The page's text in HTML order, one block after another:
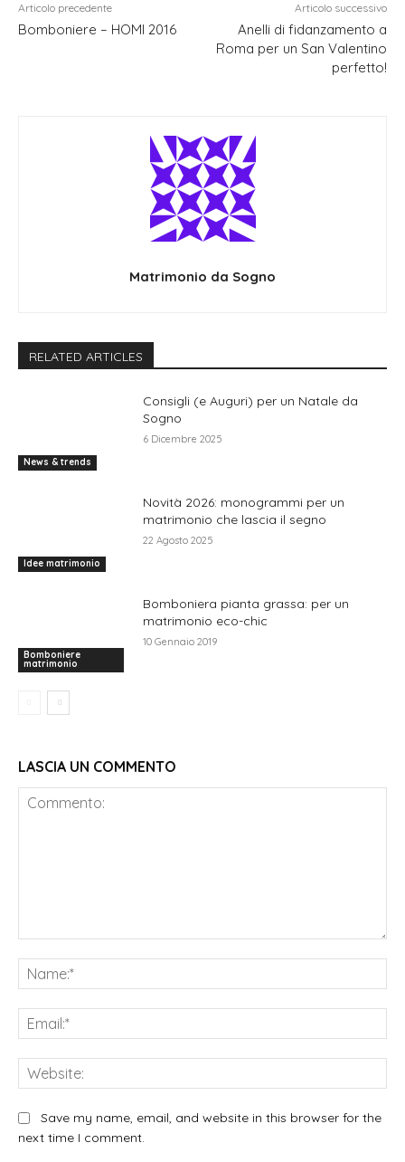
Articolo precedente
Bomboniere – HOMI 2016
Articolo successivo
Anelli di fidanzamento a
Roma per un San Valentino
perfetto!
Matrimonio da Sogno
RELATED ARTICLES
News & trends
Consigli (e Auguri) per un Natale da
Sogno
6 Dicembre 2025
Idee matrimonio
Novità 2026: monogrammi per un
matrimonio che lascia il segno
22 Agosto 2025
Bomboniere
matrimonio
Bomboniera pianta grassa: per un
matrimonio eco-chic
10 Gennaio 2019
LASCIA UN COMMENTO
Save my name, email, and website in this browser for the
next time I comment.